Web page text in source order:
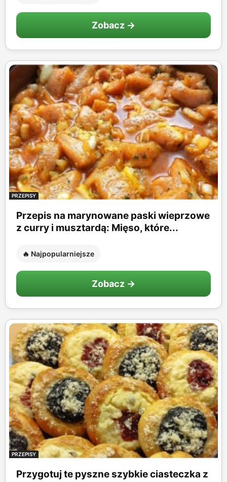
Zobacz →
PRZEPISY
Przepis na marynowane paski wieprzowe
z curry i musztardą: Mięso, które...
🔥 Najpopularniejsze
Zobacz →
PRZEPISY
Przygotuj te pyszne szybkie ciasteczka z